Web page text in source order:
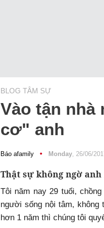
BLOG TÂM SỰ
Vào tận nhà
cơ" anh
Báo afamily • Monday , 26/06/
Thật sự không ngờ
Tôi năm nay 29 tuổi,
người sống nội tâm,
hơn 1 năm thì chúng tôi